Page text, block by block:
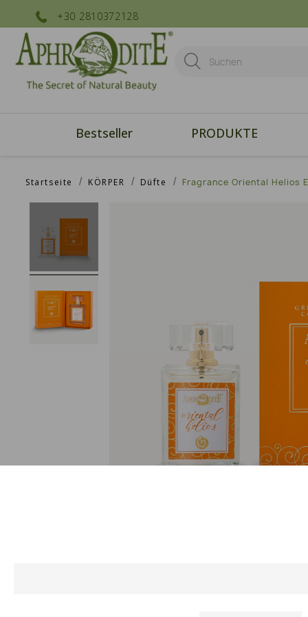
+30 2810372128
Bestseller PRODUKTE
Startseite KÖRPER Düfte Fragrance Oriental Helios